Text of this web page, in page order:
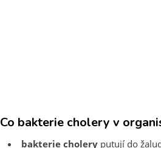
Co bakterie cholery v
bakterie cholery putují do